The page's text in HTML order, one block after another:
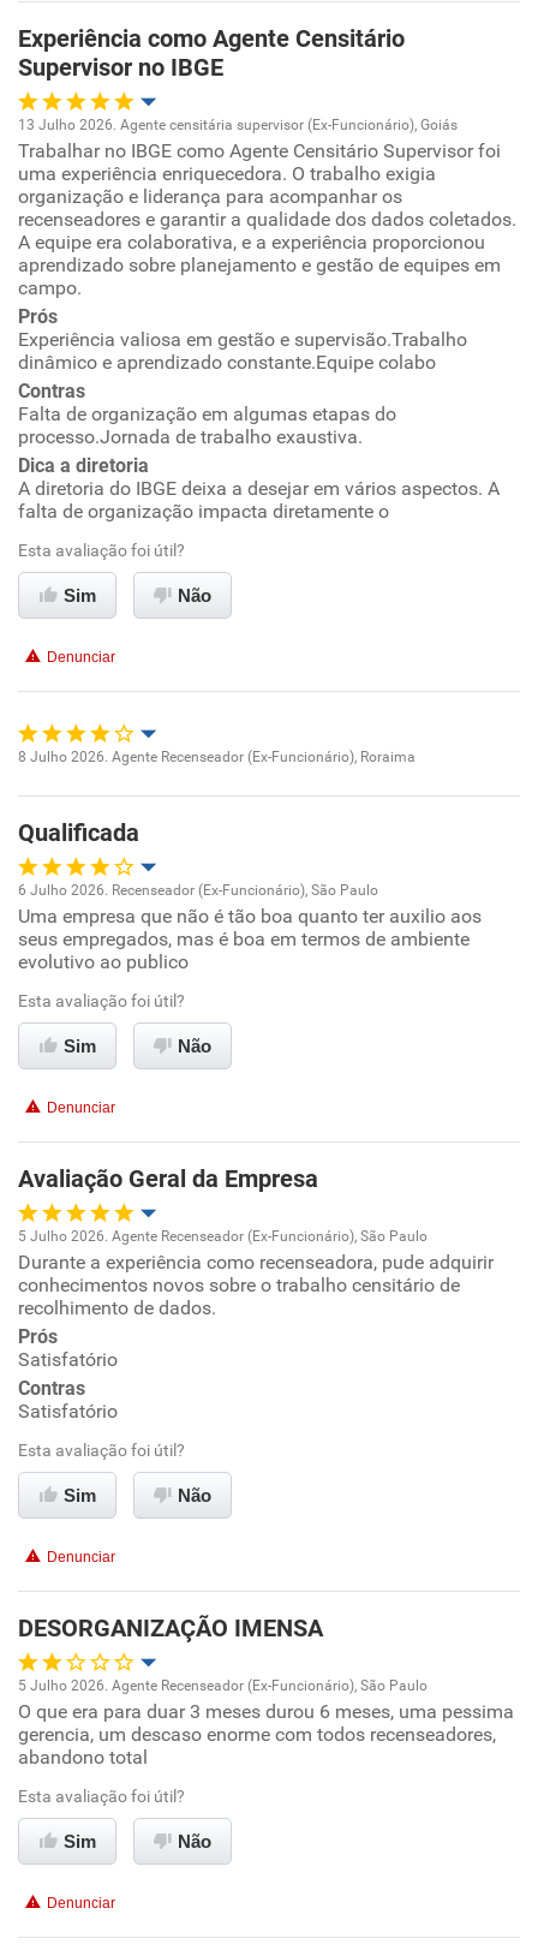
Recomenda esta empresa
Recomenda a diretoria
Experiência como Agente Censitário
Supervisor no IBGE
Oportunidade de promoção
Ambiente de trabalho
Conciliação com a vida familiar
Benefícios
Recomenda esta empresa
Não recomenda a diretoria
13 Julho 2026. Agente censitária supervisor (Ex-Funcionário), Goiás
Trabalhar no IBGE como Agente Censitário Supervisor foi
uma experiência enriquecedora. O trabalho exigia
organização e liderança para acompanhar os
recenseadores e garantir a qualidade dos dados coletados.
A equipe era colaborativa, e a experiência proporcionou
aprendizado sobre planejamento e gestão de equipes em
campo.
Prós
Experiência valiosa em gestão e supervisão.Trabalho
dinâmico e aprendizado constante.Equipe colabo
Contras
Falta de organização em algumas etapas do
processo.Jornada de trabalho exaustiva.
Dica a diretoria
A diretoria do IBGE deixa a desejar em vários aspectos. A
falta de organização impacta diretamente o
Esta avaliação foi útil?
Sim Não
Denunciar
Ambiente de trabalho
Conciliação com a vida familiar
Benefícios
Recomenda esta empresa
Recomenda a diretoria
8 Julho 2026. Agente Recenseador (Ex-Funcionário), Roraima
Qualificada
Oportunidade de promoção
Ambiente de trabalho
Conciliação com a vida familiar
6 Julho 2026. Recenseador (Ex-Funcionário), São Paulo
Uma empresa que não é tão boa quanto ter auxilio aos
seus empregados, mas é boa em termos de ambiente
evolutivo ao publico
Esta avaliação foi útil?
Sim Não
Denunciar
Avaliação Geral da Empresa
Oportunidade de promoção
Conciliação com a vida familiar
Benefícios
Recomenda esta empresa
5 Julho 2026. Agente Recenseador (Ex-Funcionário), São Paulo
Durante a experiência como recenseadora, pude adquirir
conhecimentos novos sobre o trabalho censitário de
recolhimento de dados.
Prós
Satisfatório
Contras
Satisfatório
Esta avaliação foi útil?
Sim Não
Denunciar
DESORGANIZAÇÃO IMENSA
Oportunidade de promoção
Conciliação com a vida familiar
5 Julho 2026. Agente Recenseador (Ex-Funcionário), São Paulo
O que era para duar 3 meses durou 6 meses, uma pessima
gerencia, um descaso enorme com todos recenseadores,
abandono total
Esta avaliação foi útil?
Sim Não
Denunciar